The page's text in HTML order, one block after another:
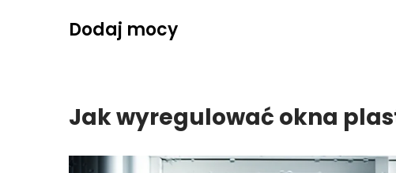
Dodaj mocy
Jak wyregulować okna